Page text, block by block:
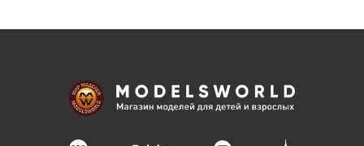
Шпон ценных пород
Основания под модели